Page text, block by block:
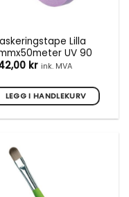
Lilla
UV 90
kr ink. MVA
LEGG I HANDLEKURV